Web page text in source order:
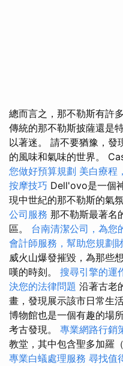
總而言之，那不勒斯有許
傳統的那不勒斯披薩還是
以著迷。 請不要猶豫，發
的風味和氣味的世界。
您做好預算規劃 美白療程
按摩技巧 Dell'ovo是一個
現中世紀的那不勒斯的氣
公司服務 那不勒斯最著名
區。 台南清潔公司，為您
會計師服務，幫助您規劃
威火山爆發摧毀，為那些
嘆的時刻。 搜尋引擎的運
決您的法律問題 沿著古老
畫，發現展示該市日常生
博物館也是一個有趣的場
考古發現。 專業網路行銷
教堂，其中包含聖多加羅
專業白蟻處理服務 尋找值